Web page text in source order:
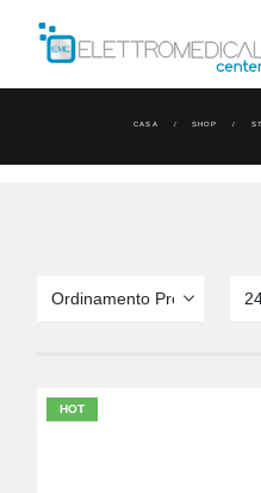
CASA SHOP
HOT